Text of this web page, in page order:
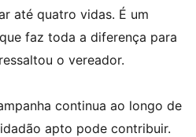
até quatro vidas. É um
faz toda a diferença para
o vereador.
continua ao longo de
apto pode contribuir.